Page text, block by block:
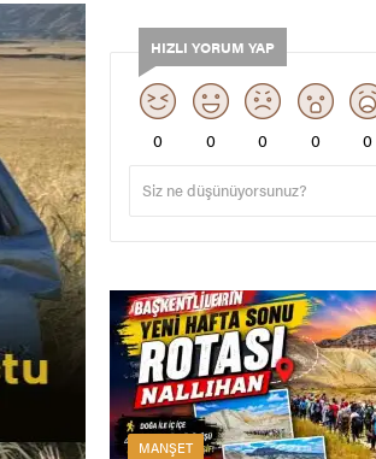
HIZLI YORUM YAP
0 0 0 0 0
MANŞET